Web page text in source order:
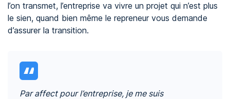
l’on transmet, l’entreprise va vivre un projet qui n’est plus
le sien, quand bien même le repreneur vous demande
d’assurer la transition.
Par affect pour l’entreprise, je me suis